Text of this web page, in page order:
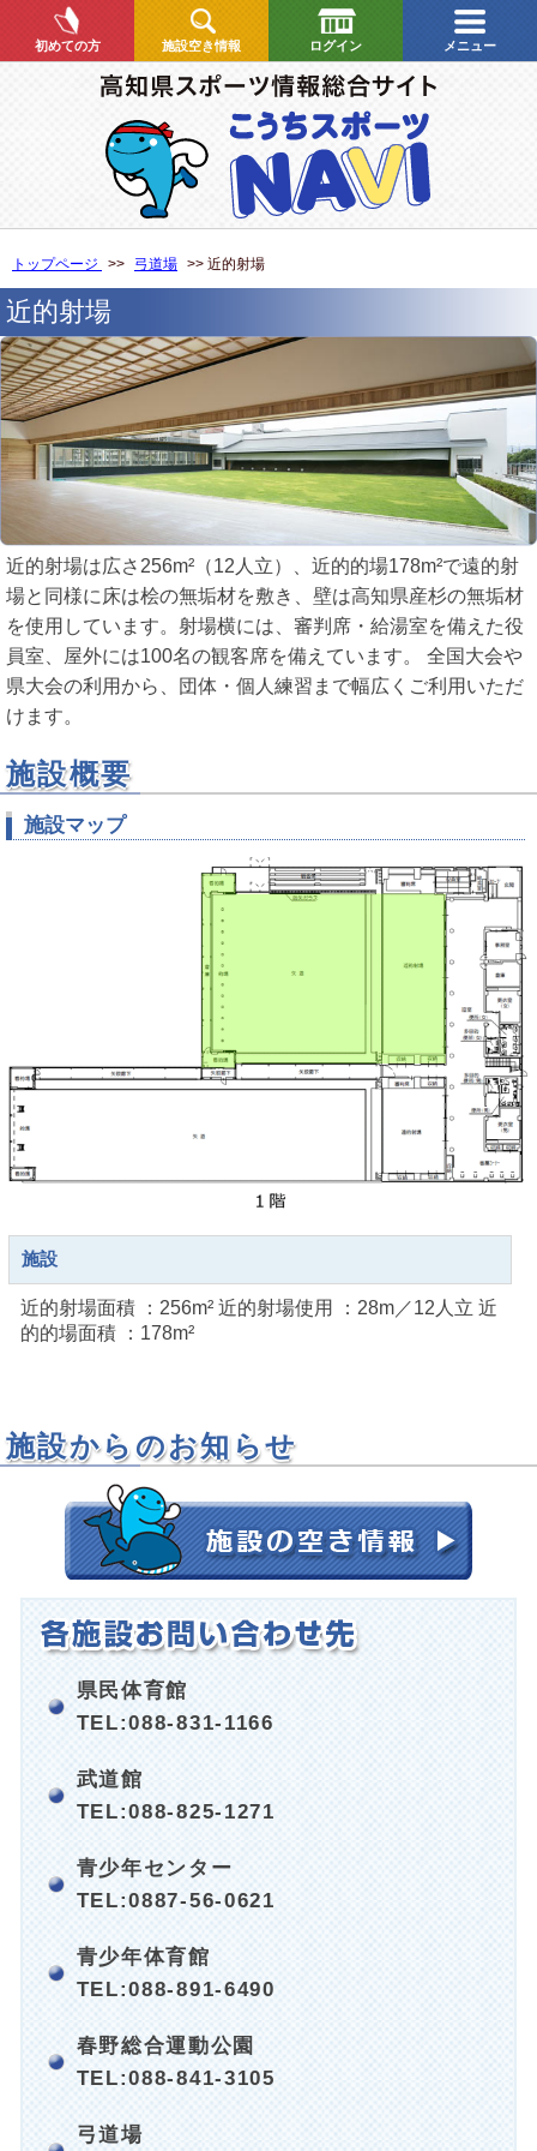
初めての方 施設空き情報 ログイン メニュー
トップページ >> 弓道場 >> 近的射場
近的射場
近的射場は広さ256m²（12人立）、近的的場178m²で遠的射
場と同様に床は桧の無垢材を敷き、壁は高知県産杉の無垢材
を使用しています。射場横には、審判席・給湯室を備えた役
員室、屋外には100名の観客席を備えています。 全国大会や
県大会の利用から、団体・個人練習まで幅広くご利用いただ
けます。
施設概要
施設マップ
施設
近的射場面積 ：256m² 近的射場使用 ：28m／12人立 近
的的場面積 ：178m²
施設からのお知らせ
県民体育館
TEL:088-831-1166
武道館
TEL:088-825-1271
青少年センター
TEL:0887-56-0621
青少年体育館
TEL:088-891-6490
春野総合運動公園
TEL:088-841-3105
弓道場